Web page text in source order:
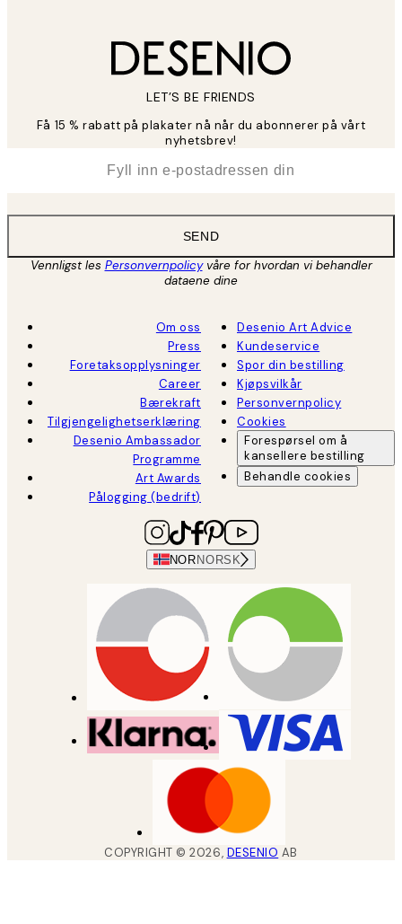
LET’S BE FRIENDS
Få 15 % rabatt på plakater nå når du abonnerer på vårt
nyhetsbrev!
SEND
Vennligst les Personvernpolicyvåre for hvordan vi behandler
dataene dine
Om oss
Press
Foretaksopplysninger
Career
Bærekraft
Tilgjengelighetserklæring
Desenio Ambassador
Programme
Art Awards
Pålogging (bedrift)
Desenio Art Advice
Kundeservice
Spor din bestilling
Kjøpsvilkår
Personvernpolicy
Cookies
Forespørsel om å
kansellere bestilling
Behandle cookies
NORNORSK
COPYRIGHT ©2026, DESENIO AB